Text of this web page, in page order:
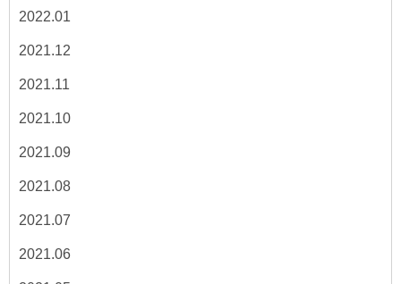
2022.01
2021.12
2021.11
2021.10
2021.09
2021.08
2021.07
2021.06